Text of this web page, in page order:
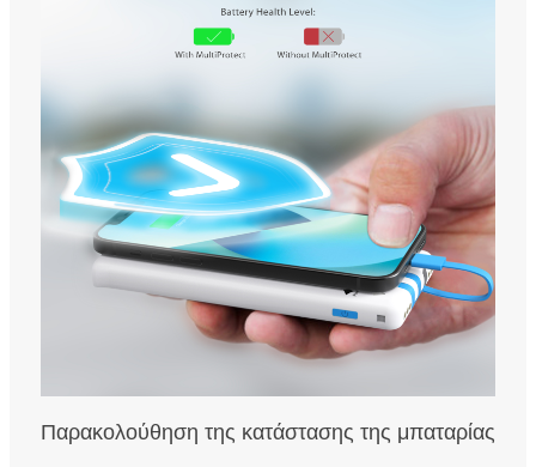
Παρακολούθηση της κατάστασης της μπαταρίας